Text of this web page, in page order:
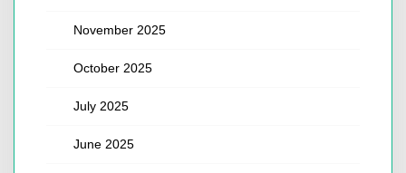
November 2025
October 2025
July 2025
June 2025